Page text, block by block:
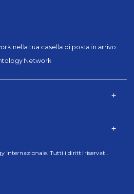
nella tua casella di posta in arrivo
Network
Internazionale. Tutti i diritti riservati.